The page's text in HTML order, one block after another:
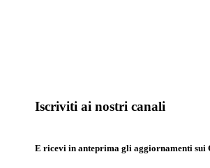
Iscriviti ai nostri canali
E ricevi in anteprima gli aggiornamenti sui